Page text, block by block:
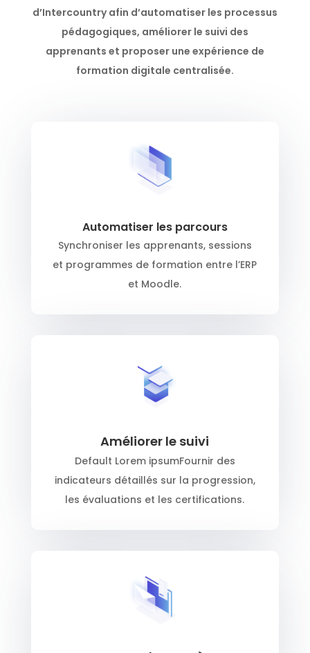
d’Intercountry afin d’automatiser les processus
pédagogiques, améliorer le suivi des
apprenants et proposer une expérience de
formation digitale centralisée.
Automatiser les parcours
Synchroniser les apprenants, sessions
et programmes de formation entre l’ERP
et Moodle.
Améliorer le suivi
Default Lorem ipsumFournir des
indicateurs détaillés sur la progression,
les évaluations et les certifications.